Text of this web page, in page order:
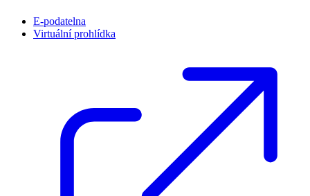
E-podatelna
Virtuální prohlídka